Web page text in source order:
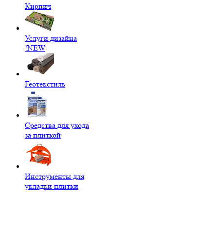
Кирпич
Услуги дизайна
!NEW
Геотекстиль
Средства для ухода
за плиткой
Инструменты для
укладки плитки